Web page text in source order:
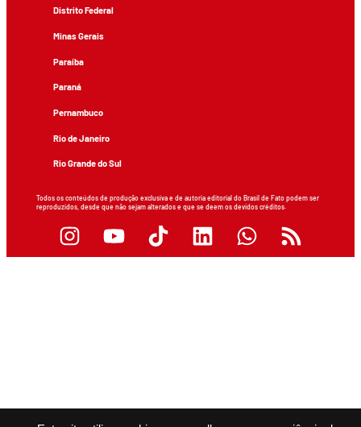
Distrito Federal
Minas Gerais
Paraíba
Paraná
Pernambuco
Rio de Janeiro
Rio Grande do Sul
Todos os conteúdos de produção exclusiva e de autoria editorial do Brasil de Fato podem ser
reproduzidos, desde que não sejam alterados e que se deem os devidos créditos.